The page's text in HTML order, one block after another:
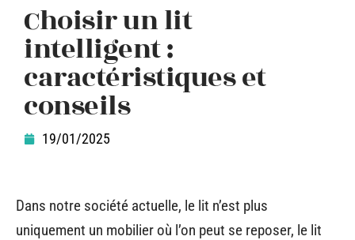
Choisir un lit
intelligent :
caractéristiques et
conseils
19/01/2025
Dans notre société actuelle, le lit n’est plus
uniquement un mobilier où l’on peut se reposer, le lit